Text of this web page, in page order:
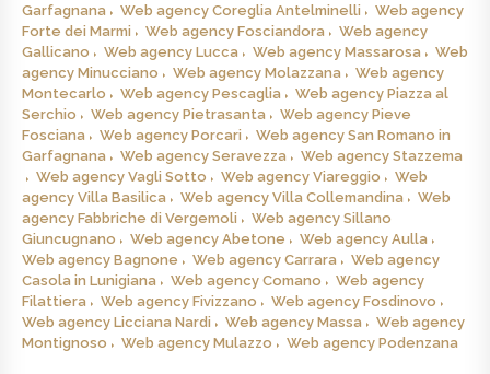
Garfagnana
Web agency Coreglia Antelminelli
Web agency
Forte dei Marmi
Web agency Fosciandora
Web agency
Gallicano
Web agency Lucca Web agency Massarosa
Web
agency Minucciano
Web agency Molazzana
Web agency
Montecarlo
Web agency Pescaglia
Web agency Piazza al
Serchio
Web agency Pietrasanta
Web agency Pieve
Fosciana
Web agency Porcari
Web agency San Romano in
Garfagnana
Web agency Seravezza
Web agency Stazzema
Web agency Vagli Sotto
Web agency Viareggio
Web
agency Villa Basilica
Web agency Villa Collemandina
Web
agency Fabbriche di Vergemoli
Web agency Sillano
Giuncugnano
Web agency Abetone
Web agency Aulla
Web agency Bagnone
Web agency Carrara
Web agency
Casola in Lunigiana
Web agency Comano
Web agency
Filattiera
Web agency Fivizzano
Web agency Fosdinovo
Web agency Licciana Nardi
Web agency Massa
Web agency
Montignoso
Web agency Mulazzo Web agency Podenzana